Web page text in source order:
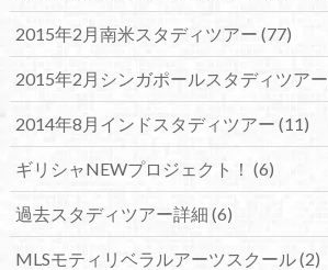
2015年2月南米スタディツアー (77)
2015年2月シンガポールスタディツアー
2014年8月インドスタディツアー (11)
ギリシャNEWプロジェクト！ (6)
過去スタディツアー詳細 (6)
MLSモティリベラルアーツスクール(2)